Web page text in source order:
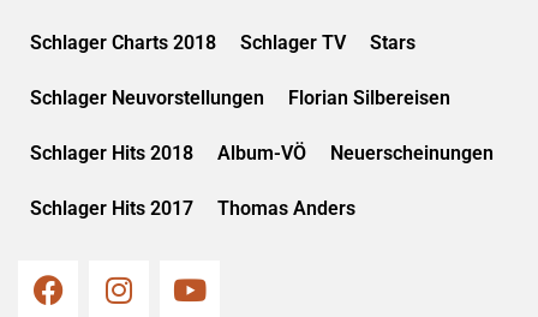
Schlager Charts 2018 Schlager TV Stars
Schlager Neuvorstellungen Florian Silbereisen
Schlager Hits 2018 Album-VÖ Neuerscheinungen
Schlager Hits 2017 Thomas Anders